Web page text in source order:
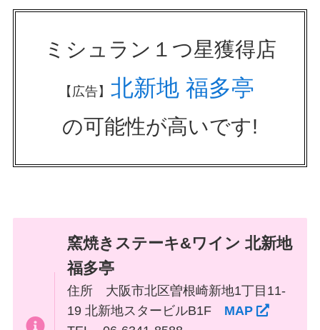
ミシュラン１つ星獲得店
【広告】 北新地 福多亭
の可能性が高いです!
窯焼きステーキ&ワイン 北新地
福多亭
住所 大阪市北区曽根崎新地1丁目11-
19 北新地スタービルB1F MAP